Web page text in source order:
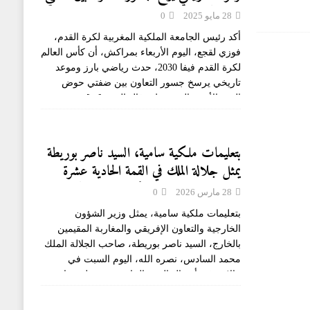
المتوسط
28 مايو 2025 0
أكد رئيس الجامعة الملكية المغربية لكرة القدم،
فوزي لقجع، اليوم الأربعاء بمراكش، أن كأس العالم
لكرة القدم فيفا 2030، حدث رياضي بارز وموعد
تاريخي يرسخ جسور التعاون بين ضفتي حوض
البحر الأبيض المتوسط. وقال السيد [...]
بتعليمات ملكية سامية، السيد ناصر بوريطة
يمثل جلالة الملك في القمة الحادية عشرة
لمنظمة دول إفريقيا والكاريبي والمحيط الهادئ
بمالابو
28 مارس 2026 0
بتعليمات ملكية سامية، يمثل وزير الشؤون
الخارجية والتعاون الإفريقي والمغاربة المقيمين
بالخارج، السيد ناصر بوريطة، صاحب الجلالة الملك
محمد السادس، نصره الله، اليوم السبت في
مالابو، في أشغال القمة الحادية عشرة لرؤساء